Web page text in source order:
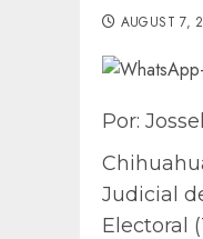
AUGUST 7,
Por:
Judicial
Electoral